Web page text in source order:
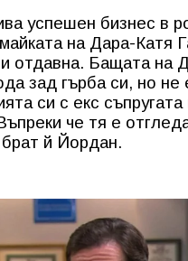
успешен бизнес в
на Дара-Катя
отдавна. Бащата на
зад гърба си, но не
си с екс
че тя е
й Йордан.